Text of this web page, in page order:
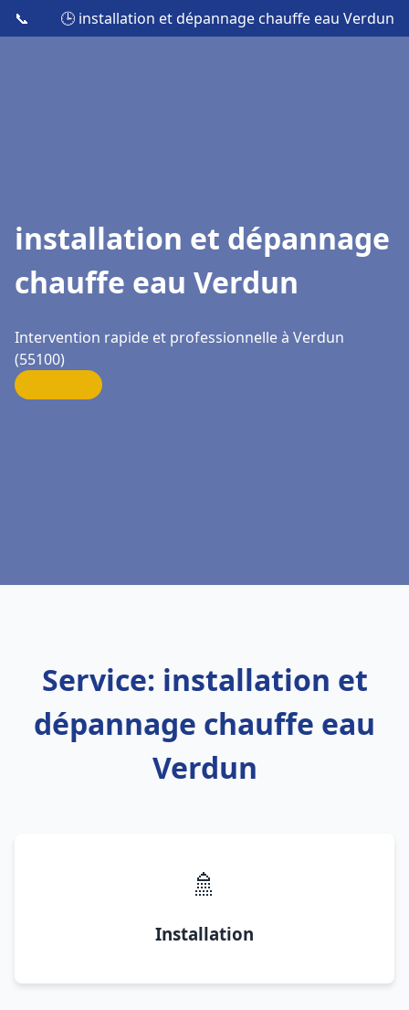
📞 🕒 installation et dépannage chauffe eau Verdun
installation et dépannage
chauffe eau Verdun
Intervention rapide et professionnelle à Verdun
(55100)
Service: installation et
dépannage chauffe eau
Verdun
🚿
Installation